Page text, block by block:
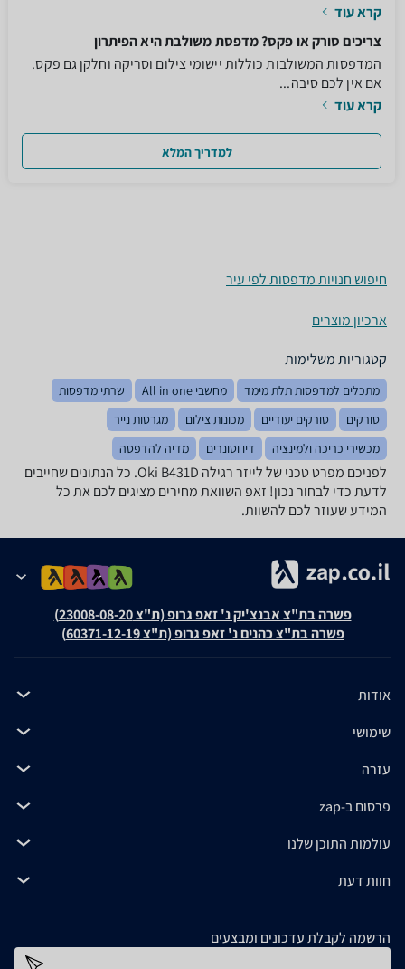
קרא עוד
צריכים סורק או פקס? מדפסת משולבת היא הפיתרון
המדפסות המשולבות כוללות יישומי צילום וסריקה וחלקן גם פקס.
אם אין לכם סיבה...
קרא עוד
למדריך המלא
חיפוש חנויות מדפסות לפי עיר
ארכיון מוצרים
קטגוריות משלימות
מתכלים למדפסות תלת מימד מחשבי All in one
שרתי מדפסות
סורקים
סורקים יעודיים מכונות צילום
מגרסות נייר
מכשירי כריכה ולמינציה
דיו וטונרים מדיה להדפסה
לפניכם מפרט טכני של ‏לייזר ‏רגילה Oki B431D. כל הנתונים שחייבים
לדעת כדי לבחור נכון! זאפ השוואת מחירים מציגים לכם את כל
המידע שעוזר לכם להשוות.
פשרה בת"צ אבנצ'יק נ' זאפ גרופ (ת"צ 23008-08-20)
פשרה בת"צ כהנים נ' זאפ גרופ (ת"צ 60371-12-19)
אודות
שימושי
עזרה
פרסום ב-zap
עולמות התוכן שלנו
חוות דעת
הרשמה לקבלת עדכונים ומבצעים